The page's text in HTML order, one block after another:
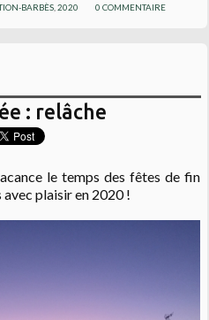
BARBÈS ,2020 0 COMMENTAIRE
: relâche
le temps des fêtes de fin
avec plaisir en 2020 !